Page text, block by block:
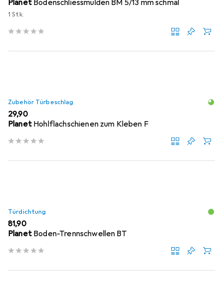
Planet Bodenschliessmulden BM 5/13 mm schmal
1 Stk.
Zubehör Türbeschlag
EUR
29,90
Planet Hohlflachschienen zum Kleben F
Türdichtung
EUR
81,90
Planet Boden-Trennschwellen BT